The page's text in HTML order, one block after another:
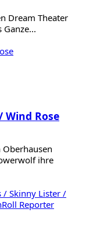
Dream Theater
Rose
ihre
/ Skinny Lister /